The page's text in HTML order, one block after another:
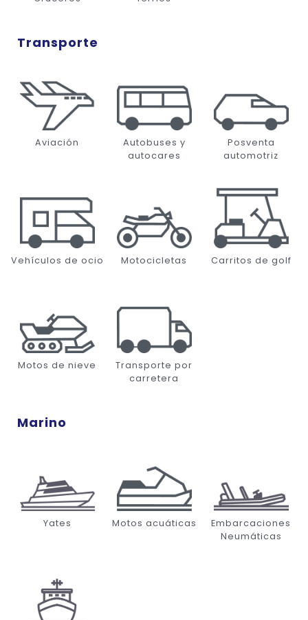
Transporte
Aviación
Autobuses y
autocares
Posventa
automotriz
Vehículos de ocio Motocicletas Carritos de golf
Motos de nieve
Transporte por
carretera
Marino
Yates Motos acuáticas
Embarcaciones
Neumáticas